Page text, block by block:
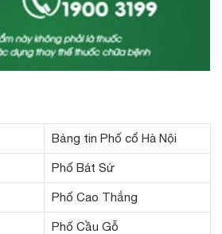
Bảng tin Phố cổ Hà Nội
Phố Bát Sứ
Phố Cao Thắng
Phố Cầu Gỗ